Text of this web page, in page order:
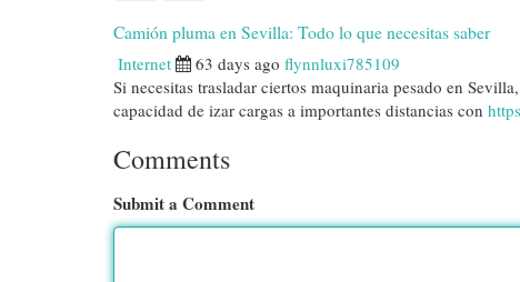
Camión pluma en Sevilla: Todo lo que necesitas saber
Internet 63 days ago flynnluxi785109
Si necesitas trasladar ciertos maquinaria pesado en
capacidad de izar cargas a importantes distancias con
Comments
Submit a Comment